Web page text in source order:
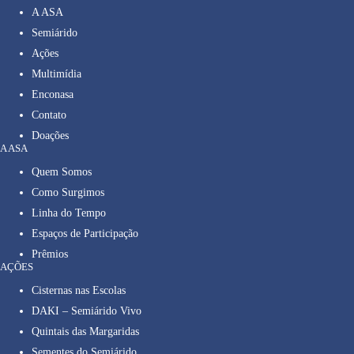
A ASA
Semiárido
Ações
Multimídia
Enconasa
Contato
Doações
A ASA
Quem Somos
Como Surgimos
Linha do Tempo
Espaços de Participação
Prêmios
AÇÕES
Cisternas nas Escolas
DAKI – Semiárido Vivo
Quintais das Margaridas